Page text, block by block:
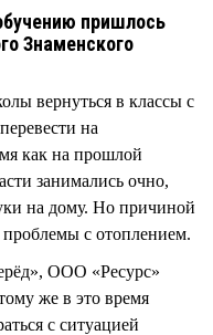
пришлось
Знаменского
вернуться в классы с
на
как на прошлой
занимались очно,
на дому. Но причиной
проблемы с отоплением.
ООО «Ресурс»
же в это время
с ситуацией